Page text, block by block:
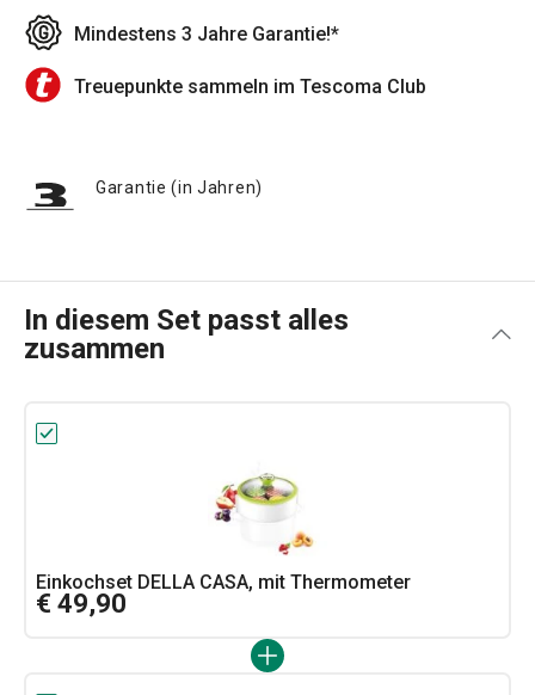
Mindestens 3 Jahre Garantie!*
Treuepunkte sammeln im Tescoma Club
Garantie (in Jahren)
In diesem Set passt alles
zusammen
Einkochset DELLA CASA, mit Thermometer
€ 49,90